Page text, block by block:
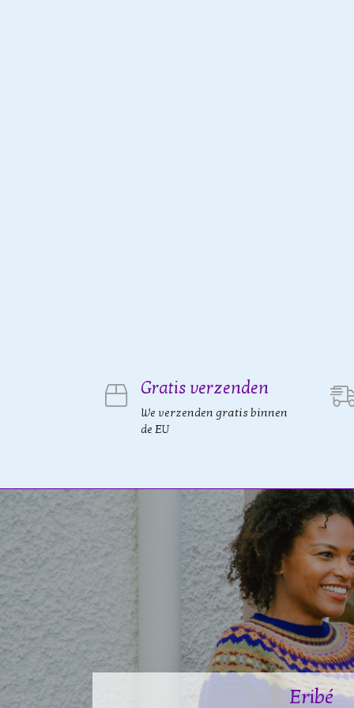
Gratis verzenden
We verzenden gratis binnen
de EU
Eribé